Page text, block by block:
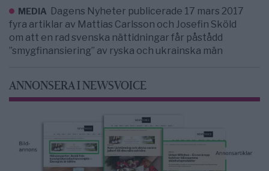
MEDIA Dagens Nyheter publicerade 17 mars 2017
fyra artiklar av Mattias Carlsson och Josefin Sköld
om att en rad svenska nättidningar får påstådd
”smygfinansiering” av ryska och ukrainska män
ANNONSERA I NEWSVOICE